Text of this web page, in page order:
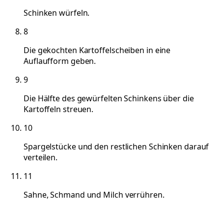
Schinken würfeln.
8
Die gekochten Kartoffelscheiben in eine
Auflaufform geben.
9
Die Hälfte des gewürfelten Schinkens über die
Kartoffeln streuen.
10
Spargelstücke und den restlichen Schinken darauf
verteilen.
11
Sahne, Schmand und Milch verrühren.